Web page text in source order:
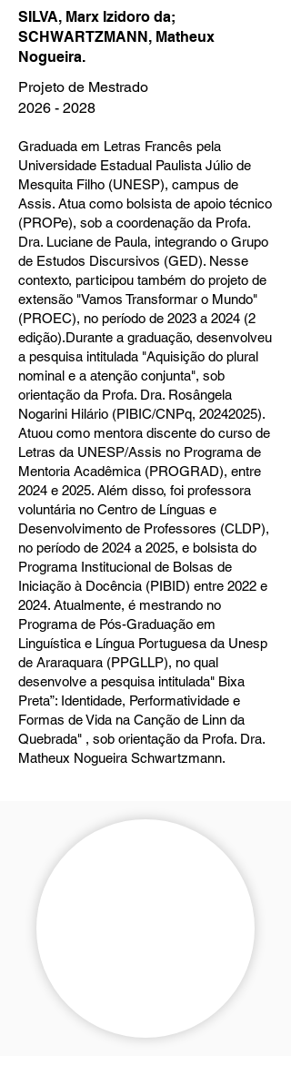
SILVA, Marx Izidoro da;
SCHWARTZMANN, Matheux
Nogueira.
Projeto de Mestrado
2026 - 2028
Graduada em Letras Francês pela
Universidade Estadual Paulista Júlio de
Mesquita Filho (UNESP), campus de
Assis. Atua como bolsista de apoio técnico
(PROPe), sob a coordenação da Profa.
Dra. Luciane de Paula, integrando o Grupo
de Estudos Discursivos (GED). Nesse
contexto, participou também do projeto de
extensão "Vamos Transformar o Mundo"
(PROEC), no período de 2023 a 2024 (2
edição).Durante a graduação, desenvolveu
a pesquisa intitulada "Aquisição do plural
nominal e a atenção conjunta", sob
orientação da Profa. Dra. Rosângela
Nogarini Hilário (PIBIC/CNPq, 20242025).
Atuou como mentora discente do curso de
Letras da UNESP/Assis no Programa de
Mentoria Acadêmica (PROGRAD), entre
2024 e 2025. Além disso, foi professora
voluntária no Centro de Línguas e
Desenvolvimento de Professores (CLDP),
no período de 2024 a 2025, e bolsista do
Programa Institucional de Bolsas de
Iniciação à Docência (PIBID) entre 2022 e
2024. Atualmente, é mestrando no
Programa de Pós-Graduação em
Linguística e Língua Portuguesa da Unesp
de Araraquara (PPGLLP), no qual
desenvolve a pesquisa intitulada" Bixa
Preta”: Identidade, Performatividade e
Formas de Vida na Canção de Linn da
Quebrada" , sob orientação da Profa. Dra.
Matheux Nogueira Schwartzmann.